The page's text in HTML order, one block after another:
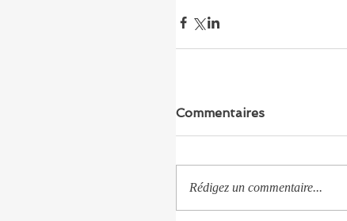
Commentaires
Rédigez un commentaire...